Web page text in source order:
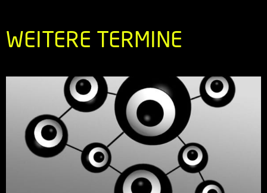
WEITERE TERMINE